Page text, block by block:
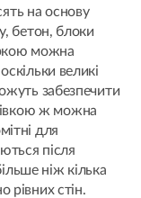
на основу
бетон, блоки
можна
великі
забезпечити
ж можна
для
після
ніж кілька
рівних стін.